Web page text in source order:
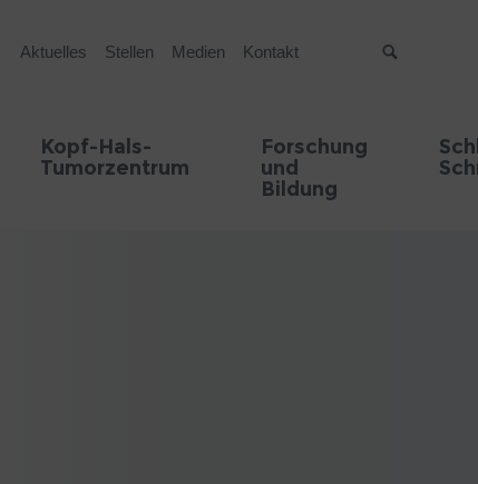
Aktuelles Stellen Medien Kontakt
Kopf-Hals-
Tumorzentrum
Forschung
und
Bildung